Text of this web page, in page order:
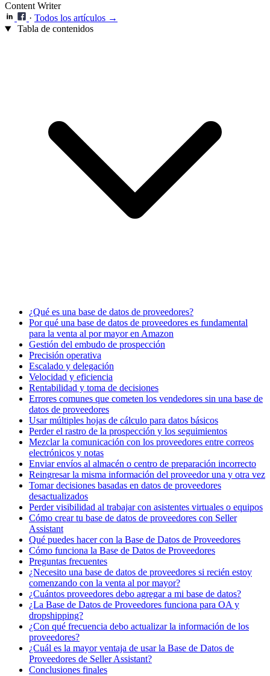
Content Writer
· Todos los artículos →
Tabla de contenidos
¿Qué es una base de datos de proveedores?
Por qué una base de datos de proveedores es fundamental
para la venta al por mayor en Amazon
Gestión del embudo de prospección
Precisión operativa
Escalado y delegación
Velocidad y eficiencia
Rentabilidad y toma de decisiones
Errores comunes que cometen los vendedores sin una base de
datos de proveedores
Usar múltiples hojas de cálculo para datos básicos
Perder el rastro de la prospección y los seguimientos
Mezclar la comunicación con los proveedores entre correos
electrónicos y notas
Enviar envíos al almacén o centro de preparación incorrecto
Reingresar la misma información del proveedor una y otra vez
Tomar decisiones basadas en datos de proveedores
desactualizados
Perder visibilidad al trabajar con asistentes virtuales o equipos
Cómo crear tu base de datos de proveedores con Seller
Assistant
Qué puedes hacer con la Base de Datos de Proveedores
Cómo funciona la Base de Datos de Proveedores
Preguntas frecuentes
¿Necesito una base de datos de proveedores si recién estoy
comenzando con la venta al por mayor?
¿Cuántos proveedores debo agregar a mi base de datos?
¿La Base de Datos de Proveedores funciona para OA y
dropshipping?
¿Con qué frecuencia debo actualizar la información de los
proveedores?
¿Cuál es la mayor ventaja de usar la Base de Datos de
Proveedores de Seller Assistant?
Conclusiones finales